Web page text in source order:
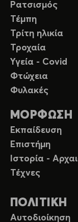
Ρατσισμός
Τέμπη
Τρίτη ηλικία
Τροχαία
Υγεία - Covid
Φτώχεια
Φυλακές
ΜΟΡΦΩΣΗ
Εκπαίδευση
Επιστήμη
Ιστορία -
Τέχνες
ΠΟΛΙΤΙΚΗ
Αυτοδιοίκηση